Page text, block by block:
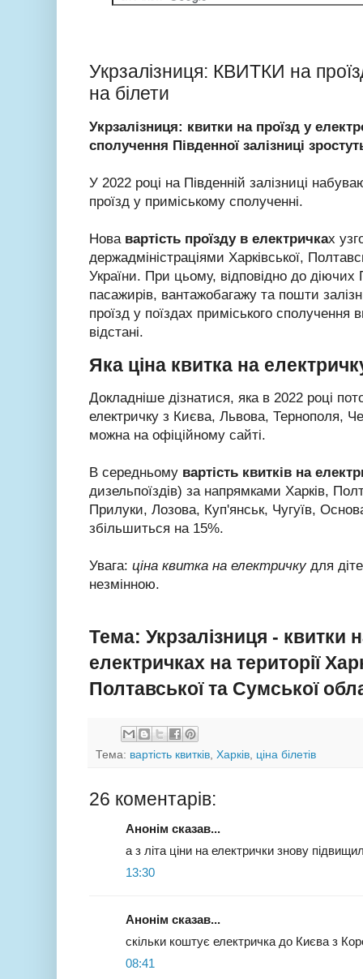
Укрзалізниця: КВИТКИ на
на білети
Укрзалізниця: квитки на проїзд у
сполучення Південної залізниці
У 2022 році на Південній залізниці
проїзд у приміському сполученні.
Нова вартість проїзду в електричках
держадміністраціями Харківської,
України. При цьому, відповідно до
пасажирів, вантажобагажу та пошти
проїзд у поїздах приміського сполучення
відстані.
Яка ціна квитка на
Докладніше дізнатися, яка в 2022 році
електричку з Києва, Львова, Тернополя,
можна на офіційному сайті.
В середньому вартість квитків на
дизельпоїздів) за напрямками Харків,
Прилуки, Лозова, Куп'янськ, Чугуїв,
збільшиться на 15%.
Увага: ціна квитка на електричкудля
незмінною.
Тема: Укрзалізниця - квитки
електричках на території
Полтавської та Сумської
Тема: вартість квитків, Харків, ціна білетів
26 коментарів:
Анонім сказав...
а з літа ціни на електрички знову
13:30
Анонім сказав...
скільки коштує електричка до Києва з
08:41